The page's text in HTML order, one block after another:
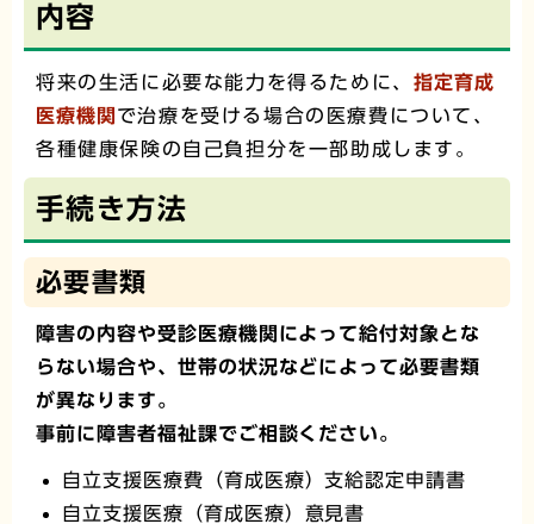
内容
将来の生活に必要な能力を得るために、 指定育成
医療機関 で治療を受ける場合の医療費について、
各種健康保険の自己負担分を一部助成します。
手続き方法
必要書類
障害の内容や受診医療機関によって給付対象とな
らない場合や、世帯の状況などによって必要書類
が異なります。
事前に障害者福祉課でご相談ください。
自立支援医療費（育成医療）支給認定申請書
自立支援医療（育成医療）意見書